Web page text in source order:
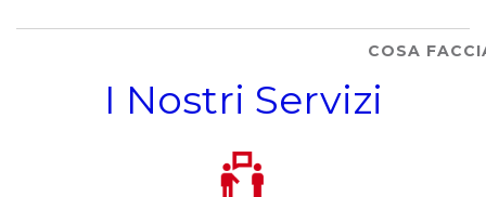
COSA
I Nostri Servizi